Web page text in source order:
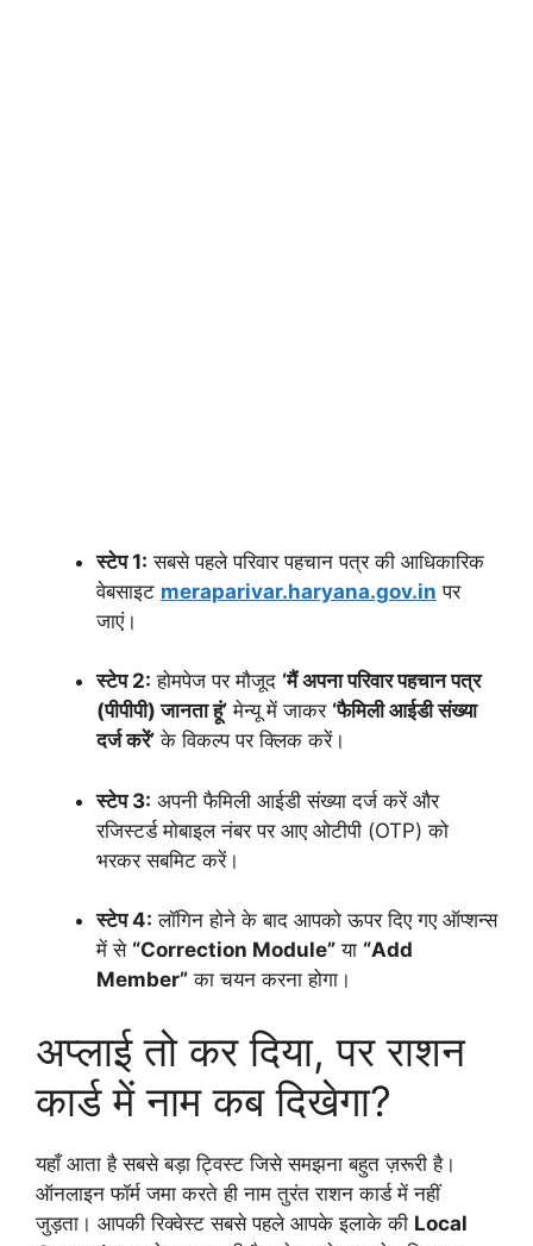
स्टेप 1: सबसे पहले परिवार पहचान पत्र की आधिकारिक
वेबसाइट meraparivar.haryana.gov.in पर
जाएं।
स्टेप 2: होमपेज पर मौजूद ‘मैं अपना परिवार पहचान पत्र
(पीपीपी) जानता हूं’ मेन्यू में जाकर ‘फैमिली आईडी संख्या
दर्ज करें’ के विकल्प पर क्लिक करें।
स्टेप 3: अपनी फैमिली आईडी संख्या दर्ज करें और
रजिस्टर्ड मोबाइल नंबर पर आए ओटीपी (OTP) को
भरकर सबमिट करें।
स्टेप 4: लॉगिन होने के बाद आपको ऊपर दिए गए ऑप्शन्स
में से “Correction Module” या “Add
Member” का चयन करना होगा।
अप्लाई तो कर दिया, पर राशन
कार्ड में नाम कब दिखेगा?
यहाँ आता है सबसे बड़ा ट्विस्ट जिसे समझना बहुत ज़रूरी है।
ऑनलाइन फॉर्म जमा करते ही नाम तुरंत राशन कार्ड में नहीं
जुड़ता। आपकी रिक्वेस्ट सबसे पहले आपके इलाके की Local